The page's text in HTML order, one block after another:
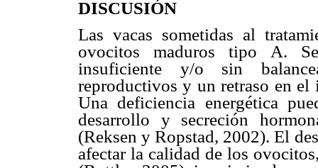
DISCUSIÓN
Las vacas sometidas al
ovocitos maduros tipo A.
insuficiente y/o sin
reproductivos y un retraso en
Una deficiencia energética
desarrollo y secreción
(Reksen y Ropstad, 2002). El
afectar la calidad de los